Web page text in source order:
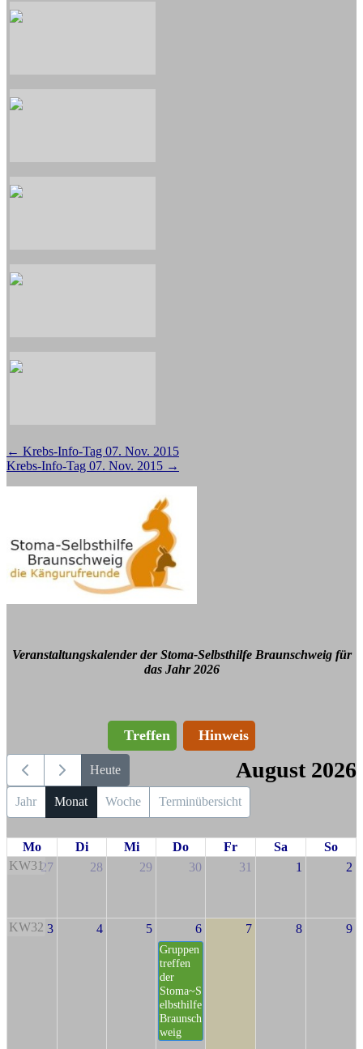
Beitragsnavigation
← Krebs-Info-Tag 07. Nov. 2015
Krebs-Info-Tag 07. Nov. 2015 →
Veranstaltungskalender der Stoma-Selbsthilfe Braunschweig für
das Jahr 2026
Treffen Hinweis
Heute August 2026
Jahr Monat Woche Terminübersicht
Mo Di Mi Do Fr Sa
So
KW3127 28 29 30 31 1 2
KW32 3 4 5 6
Gruppen
treffen
der
Stoma~S
elbsthilfe
Braunsch
weig
7 8 9